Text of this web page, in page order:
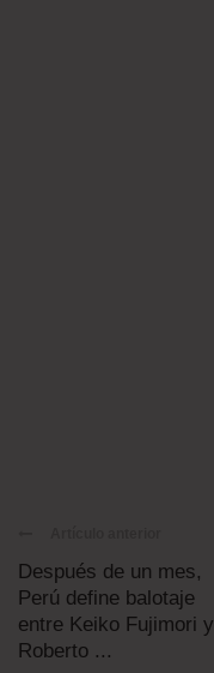
Después de un mes,
Perú define balotaje
entre Keiko Fujimori y
Roberto ...